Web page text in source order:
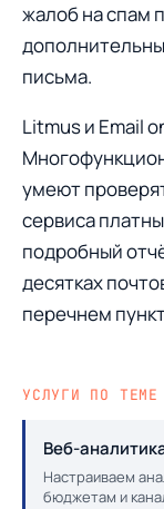
жалоб на спам
письма.
Litmus и Email
умеют
сервиса
подробный
десятках
перечнем
УСЛУГИ ПО ТЕМЕ
Веб-
Настраиваем
бюджетам и